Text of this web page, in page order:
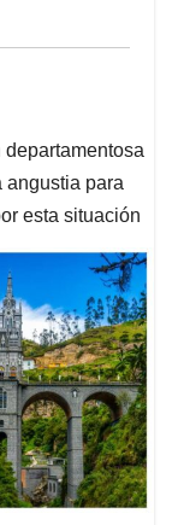
angustia para
esta situación